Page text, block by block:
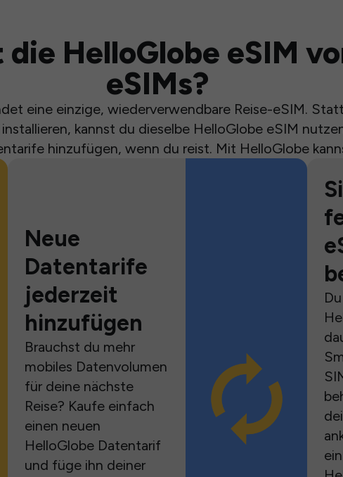
HelloGlobe eSIM
eSIMs?
eine einzige, wiederverwendbare Reise-eSIM.
kannst du dieselbe HelloGlobe eSIM
hinzufügen, wenn du reist. Mit HelloGlobe
Neue
Datentarife
jederzeit
hinzufügen
Brauchst du mehr
mobiles Datenvolumen
für deine nächste
Reise? Kaufe einfach
einen neuen
HelloGlobe Datentarif
und füge ihn deiner